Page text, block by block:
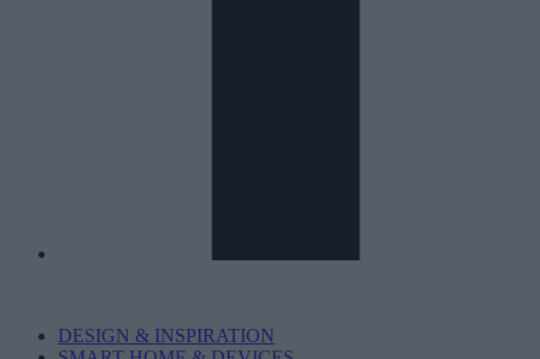
DESIGN & INSPIRATION